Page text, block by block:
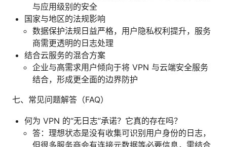
与应用级别的安全
国家与地区的法规影响
数据保护法规日益严格，用户隐私权利提升，服务
商需更透明的日志处理
结合云服务的混合方案
企业与高需求用户倾向于将 VPN 与云端安全服务
结合，形成更全面的边界防护
七、常见问题解答（FAQ）
何为 VPN 的“无日志”承诺？它真的存在吗？
答：理想状态是没有收集可识别用户身份的日志，
但很多服务商会有连接元数据等必要信息，需结合